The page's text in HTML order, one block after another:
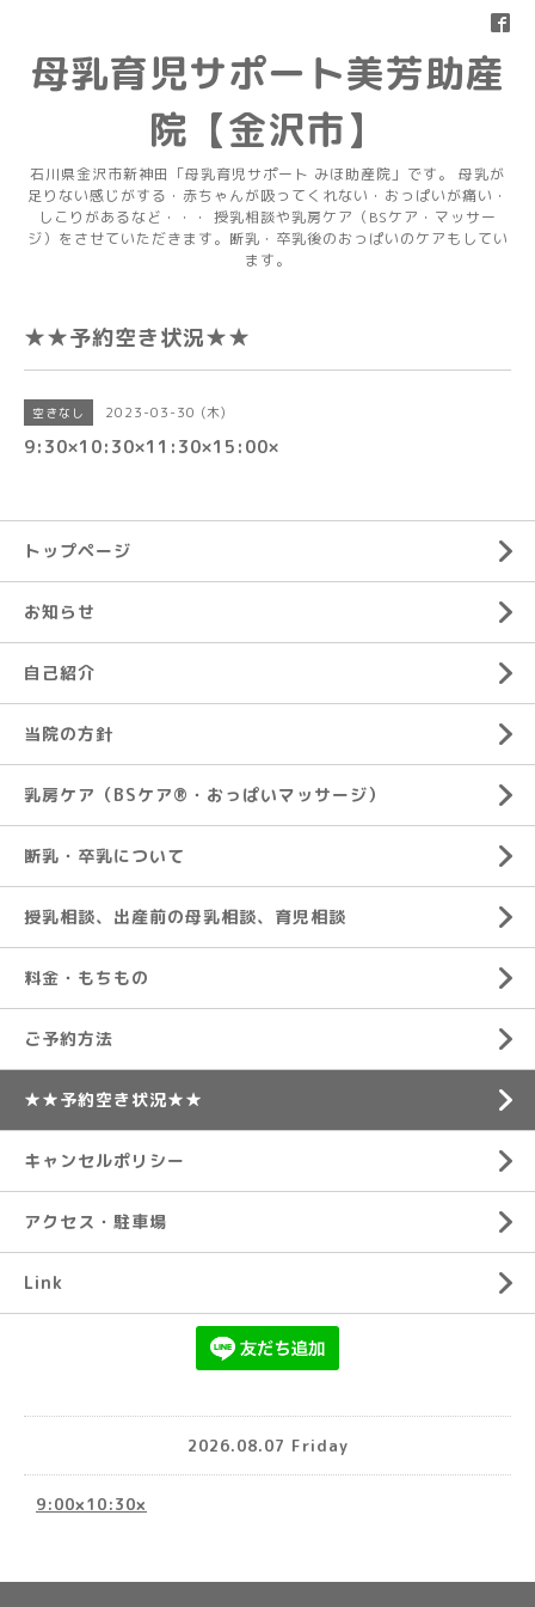
母乳育児サポート美芳助産
院【金沢市】
石川県金沢市新神田「母乳育児サポート みほ助産院」です。 母乳が
足りない感じがする・赤ちゃんが吸ってくれない・おっぱいが痛い・
しこりがあるなど・・・ 授乳相談や乳房ケア（BSケア・マッサー
ジ）をさせていただきます。断乳・卒乳後のおっぱいのケアもしてい
ます。
★★予約空き状況★★
空きなし 2023-03-30 (木)
9:30×10:30×11:30×15:00×
トップページ
お知らせ
自己紹介
当院の方針
乳房ケア（BSケア®︎・おっぱいマッサージ）
断乳・卒乳について
授乳相談、出産前の母乳相談、育児相談
料金・もちもの
ご予約方法
★★予約空き状況★★
キャンセルポリシー
アクセス・駐車場
Link
2026.08.07 Friday
9:00×10:30×